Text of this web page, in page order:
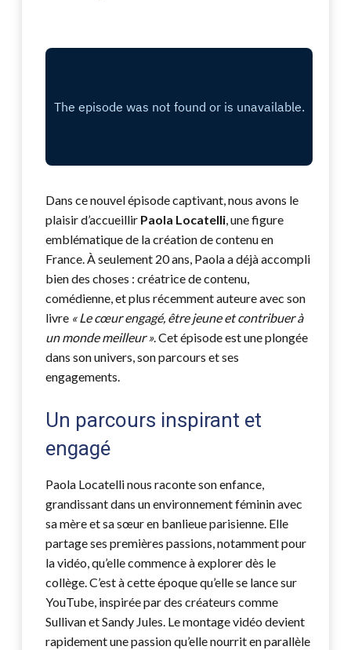
Dans ce nouvel épisode captivant, nous avons le
plaisir d’accueillir Paola Locatelli, une figure
emblématique de la création de contenu en
France. À seulement 20 ans, Paola a déjà accompli
bien des choses : créatrice de contenu,
comédienne, et plus récemment auteure avec son
livre « Le cœur engagé, être jeune et contribuer à
un monde meilleur ». Cet épisode est une plongée
dans son univers, son parcours et ses
engagements.
Un parcours inspirant et
engagé
Paola Locatelli nous raconte son enfance,
grandissant dans un environnement féminin avec
sa mère et sa sœur en banlieue parisienne. Elle
partage ses premières passions, notamment pour
la vidéo, qu’elle commence à explorer dès le
collège. C’est à cette époque qu’elle se lance sur
YouTube, inspirée par des créateurs comme
Sullivan et Sandy Jules. Le montage vidéo devient
rapidement une passion qu’elle nourrit en parallèle